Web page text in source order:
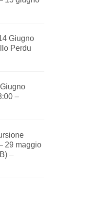
Giugno
Perdu
–
29 maggio
–